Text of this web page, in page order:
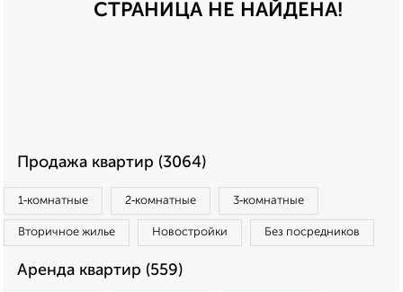
СТРАНИЦА НЕ НАЙДЕНА!
Продажа квартир (3064)
1‑комнатные 2‑комнатные 3‑комнатные
Вторичное жилье Новостройки Без посредников
Аренда квартир (559)